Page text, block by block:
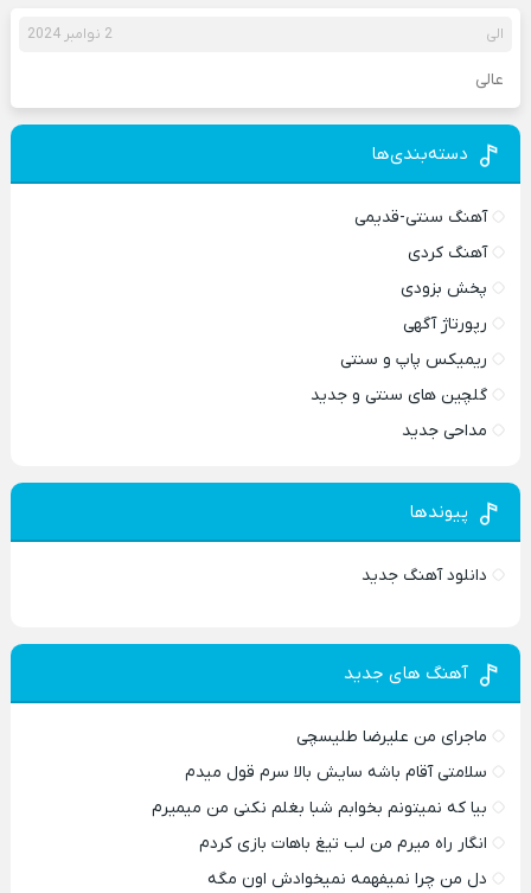
الی 2 نوامبر 2024
عالی
دسته‌بندی‌ها
آهنگ سنتی-قدیمی
آهنگ کردی
پخش بزودی
رپورتاژ آگهی
ریمیکس پاپ و سنتی
گلچین های سنتی و جدید
مداحی جدید
پیوندها
دانلود آهنگ جدید
آهنگ های جدید
ماجرای من علیرضا طلیسچی
سلامتی آقام باشه سایش بالا سرم قول میدم
بیا که نمیتونم بخوابم شبا بغلم نکنی من میمیرم
انگار راه میرم من لب تیغ باهات بازی کردم
دل من چرا نمیفهمه نمیخوادش اون مگه